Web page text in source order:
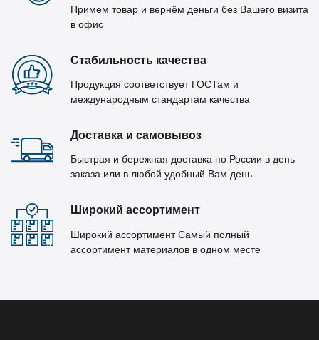
Примем товар и вернём деньги без Вашего визита
в офис
Стабильность качества
Продукция соответствует ГОСТам и
международным стандартам качества
Доставка и самовывоз
Быстрая и бережная доставка по России в день
заказа или в любой удобный Вам день
Широкий ассортимент
Широкий ассортимент Самый полный
ассортимент материалов в одном месте